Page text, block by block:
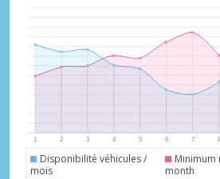
Disponibilité véhicules /
mois
month